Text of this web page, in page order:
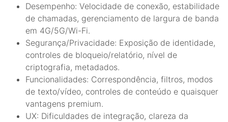
Desempenho: Velocidade de conexão, estabilidade
de chamadas, gerenciamento de largura de banda
em 4G/5G/Wi-Fi.
Segurança/Privacidade: Exposição de identidade,
controles de bloqueio/relatório, nível de
criptografia, metadados.
Funcionalidades: Correspondência, filtros, modos
de texto/vídeo, controles de conteúdo e quaisquer
vantagens premium.
UX: Dificuldades de integração, clareza da